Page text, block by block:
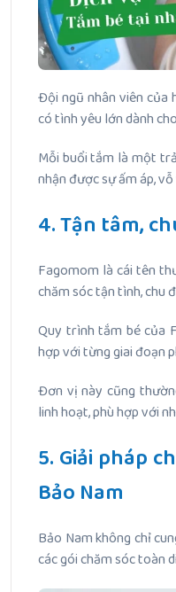
Đội ngũ nhân viên của
có tình yêu lớn dành
Mỗi buổi tắm là một
nhận được sự ấm áp, vỗ
4. Tận tâm,
Fagomom là cái tên
chăm sóc tận tình, chu
Quy trình tắm bé của
hợp với từng giai đoạn
Đơn vị này cũng
linh hoạt, phù hợp với
5. Giải pháp
Bảo Nam
Bảo Nam không chỉ
các gói chăm sóc toàn